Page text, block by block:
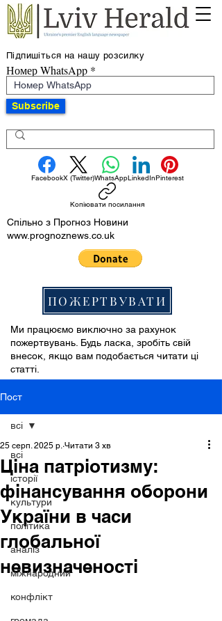
Підпишіться на нашу розсилку
Номер WhatsApp
Subscribe
FacebookX (Twitter)WhatsAppLinkedInPinterest
Копіювати посилання
Спільно з Прогноз Новини
www.prognoznews.co.uk
ПОЖЕРТВУВАТИ
Ми працюємо виключно за рахунок
пожертвувань. Будь ласка, зробіть свій
внесок, якщо вам подобається читати ці
статті.
Пост
всі
історії
культури
політика
аналіз
міжнародний
конфлікт
всі
Ціна патріотизму:
фінансування оборони
України в часи
глобальної
невизначеності
25 серп. 2025 р. Читати 3 хв